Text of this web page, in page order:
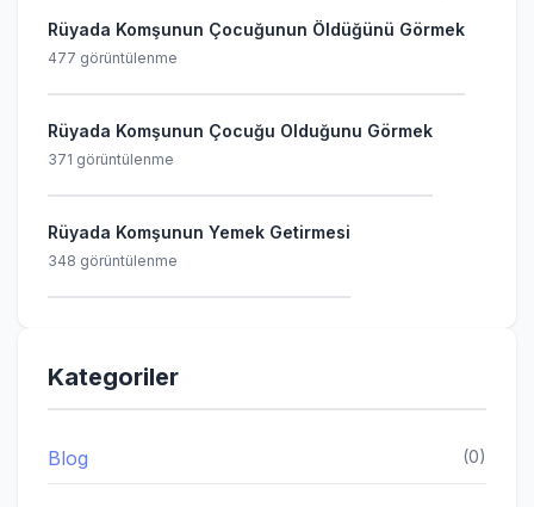
Rüyada Komşunun Çocuğunun Öldüğünü Görmek
477 görüntülenme
Rüyada Komşunun Çocuğu Olduğunu Görmek
371 görüntülenme
Rüyada Komşunun Yemek Getirmesi
348 görüntülenme
Kategoriler
Blog (0)